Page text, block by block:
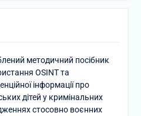
методичний посібник
OSINT та
інформації про
дітей у кримінальних
стосовно воєнних